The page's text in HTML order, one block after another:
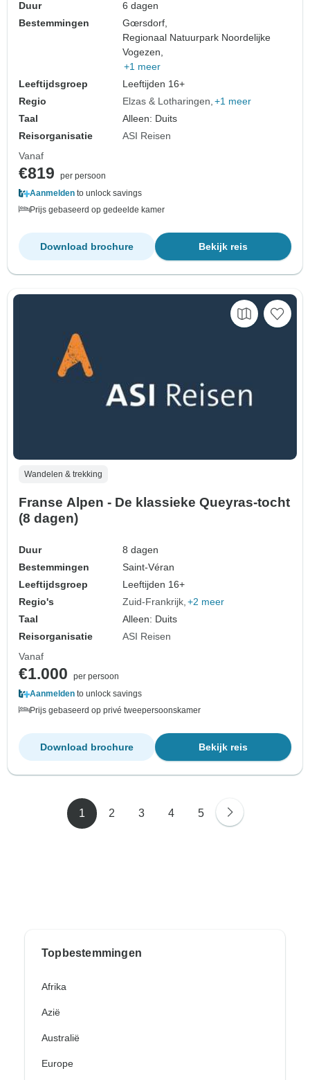
Duur
6 dagen
Bestemmingen
Gœrsdorf,
Regionaal Natuurpark Noordelijke
Vogezen,
+1 meer
Leeftijdsgroep
Leeftijden 16+
Regio
Elzas & Lotharingen +1 meer
Taal
Alleen: Duits
Reisorganisatie
ASI Reisen
Vanaf
€819
per persoon
Aanmelden to unlock savings
Prijs gebaseerd op gedeelde kamer
Bekijk reis
Download brochure
Wandelen & trekking
Franse Alpen - De klassieke Queyras-tocht
(8 dagen)
Duur
8 dagen
Bestemmingen
Saint-Véran
Leeftijdsgroep
Leeftijden 16+
Regio's
Zuid-Frankrijk +2 meer
Taal
Alleen: Duits
Reisorganisatie
ASI Reisen
Vanaf
€1.000
per persoon
Aanmelden to unlock savings
Prijs gebaseerd op privé tweepersoonskamer
Bekijk reis
Download brochure
1 2 3 4 5
Topbestemmingen
Afrika
Azië
Australië
Europe